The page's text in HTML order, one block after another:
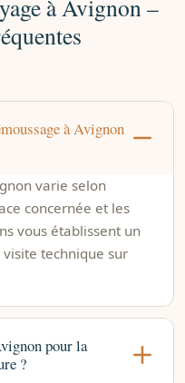
à Avignon –
à Avignon
varie selon
concernée et les
vous établissent un
technique sur
pour la
?